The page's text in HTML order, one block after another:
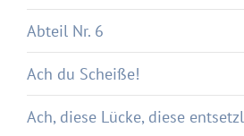
Abteil Nr. 6
Ach du Scheiße!
Ach, diese Lücke, diese